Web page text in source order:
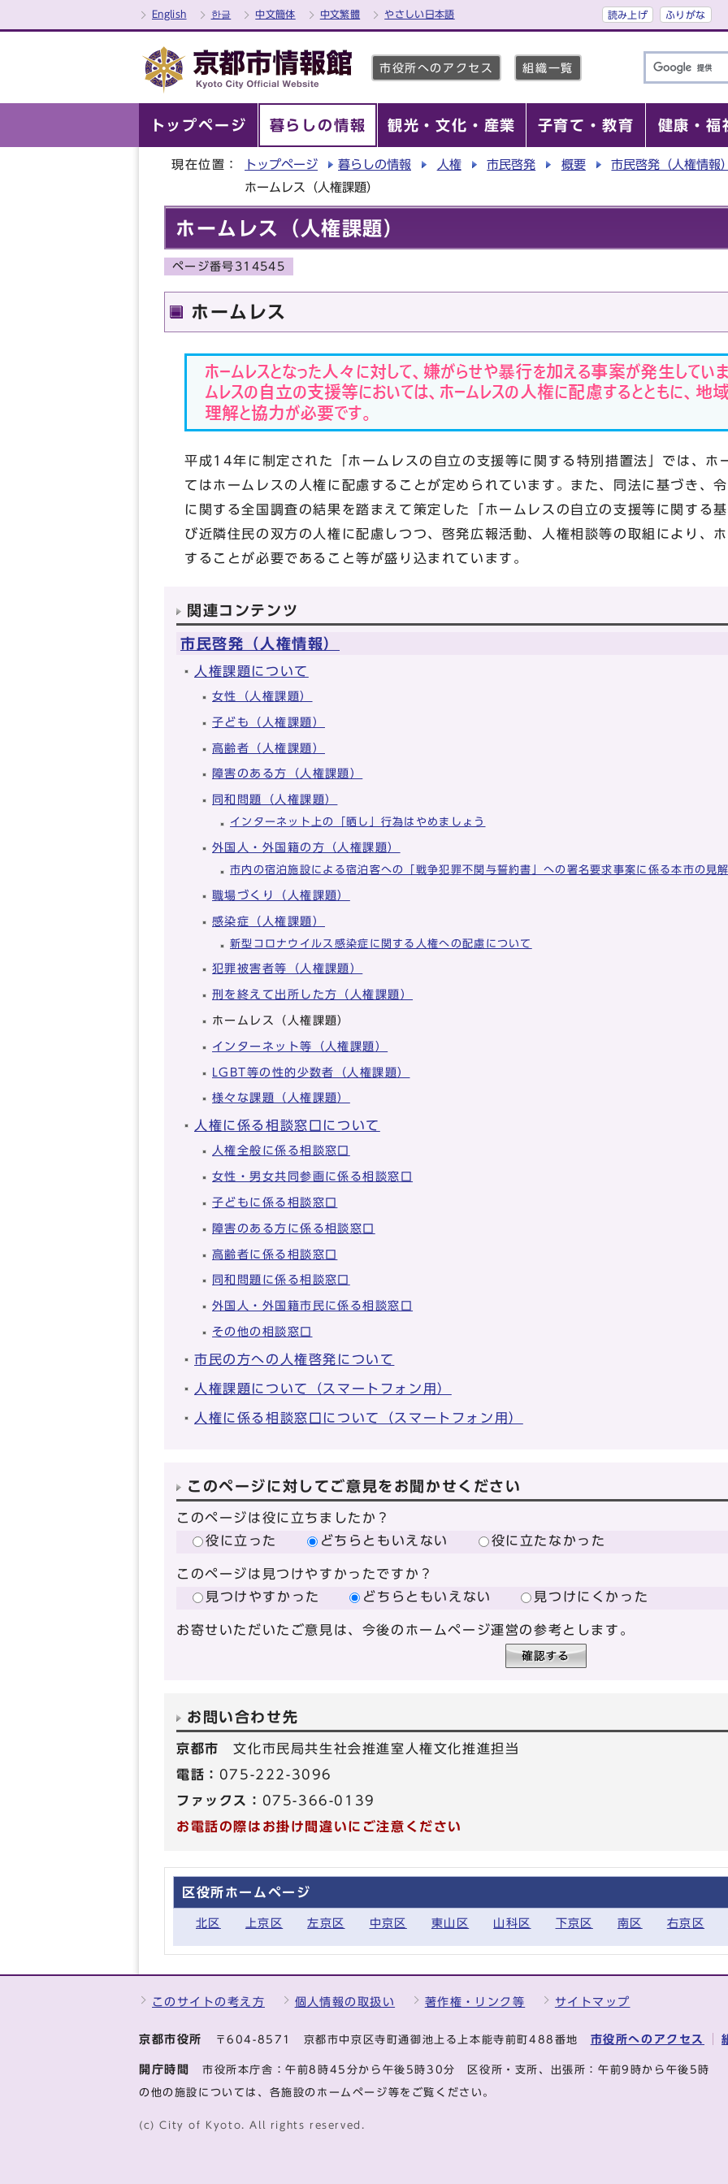
English 한글 中文簡体 中文繁體 やさしい日本語 読み上げ ふりがな
市役所へのアクセス 組織一覧
トップページ 暮らしの情報 観光・文化・産業 子育て・教育 健康・福
現在位置： トップページ 暮らしの情報 人権 市民啓発 概要 市民啓発（人権情報）
ホームレス（人権課題）
ホームレス（人権課題）
ページ番号314545
ホームレス
平成14年に制定された「ホームレスの自立の支援等に関する特別措置法」では、ホ
てはホームレスの人権に配慮することが定められています。また、同法に基づき、
に関する全国調査の結果を踏まえて策定した「ホームレスの自立の支援等に関する
び近隣住民の双方の人権に配慮しつつ、啓発広報活動、人権相談等の取組により、
することが必要であること等が盛り込まれています。
関連コンテンツ
市民啓発（人権情報）
人権課題について
女性（人権課題）
子ども（人権課題）
高齢者（人権課題）
障害のある方（人権課題）
同和問題（人権課題）
インターネット上の「晒し」行為はやめましょう
外国人・外国籍の方（人権課題）
市内の宿泊施設による宿泊客への「戦争犯罪不関与誓約書」への署名要求事案に係る本市の見
職場づくり（人権課題）
感染症（人権課題）
新型コロナウイルス感染症に関する人権への配慮について
犯罪被害者等（人権課題）
刑を終えて出所した方（人権課題）
ホームレス（人権課題）
インターネット等（人権課題）
LGBT等の性的少数者（人権課題）
様々な課題（人権課題）
人権に係る相談窓口について
人権全般に係る相談窓口
女性・男女共同参画に係る相談窓口
子どもに係る相談窓口
障害のある方に係る相談窓口
高齢者に係る相談窓口
同和問題に係る相談窓口
外国人・外国籍市民に係る相談窓口
その他の相談窓口
市民の方への人権啓発について
人権課題について（スマートフォン用）
人権に係る相談窓口について（スマートフォン用）
このページに対してご意見をお聞かせください
このページは役に立ちましたか？
役に立った
どちらともいえない 役に立たなかった
このページは見つけやすかったですか？
見つけやすかった
どちらともいえない 見つけにくかった
お寄せいただいたご意見は、今後のホームページ運営の参考とします。
お問い合わせ先
京都市文化市民局共生社会推進室人権文化推進担当
電話： 075-222-3096
ファックス： 075-366-0139
お電話の際はお掛け間違いにご注意ください
区役所ホームページ
北区 上京区 左京区 中京区 東山区 山科区 下京区 南区 右京区
このサイトの考え方 個人情報の取扱い 著作権・リンク等 サイトマップ
京都市役所 〒604-8571 京都市中京区寺町通御池上る上本能寺前町488番地 市役所へのアクセス
開庁時間 市役所本庁舎：午前8時45分から午後5時30分 区役所・支所、出張所：午前9時から午後5時
の他の施設については、各施設のホームページ等をご覧ください。
(c) City of Kyoto. All rights reserved.